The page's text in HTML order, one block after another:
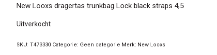
New Looxs dragertas trunkbag Lock black straps 4,5
Uitverkocht
SKU: T473330 Categorie: Geen categorie Merk: New Looxs